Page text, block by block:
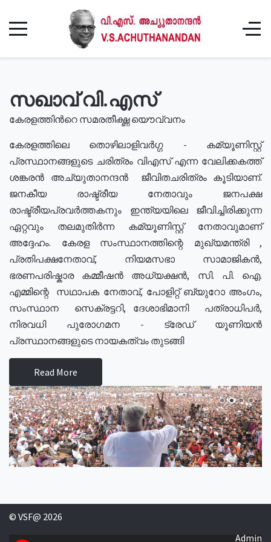
സഖാവ് വി.എസ്
കേരളത്തിൻറെ സമരതീക്ഷ്ണ യൌവ്വനം
കേരളത്തിലെ തൊഴിലാളിവർഗ്ഗ - കമ്യൂണിസ്റ്റ്
പ്രസ്ഥാനങ്ങളുടെ ചരിത്രം വിഎസ് എന്ന വേലിക്കകത്ത്
ശങ്കരൻ അച്യുതാനന്ദൻ ജീവിതചരിത്രം കൂടിയാണ്.
ജനകീയ രാഷ്ട്രീയ നേതാവും ജനപക്ഷ
രാഷ്ട്രീയപ്രവർത്തകനും ഇന്ത്യയിലെ ജീവിച്ചിരിക്കുന്ന
ഏറ്റവും തലമുതിർന്ന കമ്യൂണിസ്റ്റ് നേതാവുമാണ്
അദ്ദേഹം. കേരള സംസ്ഥാനത്തിന്റെ മുഖ്യമന്ത്രി ,
പ്രതിപക്ഷനേതാവ്, നിയമസഭാ സാമാജികൻ,
ഭരണപരിഷ്കാര കമ്മീഷൻ അധ്യക്ഷൻ, സി. പി. ഐ.
എമ്മിന്റെ സഥാപക നേതാവ്, പോളിറ്റ് ബ്യുറോ അംഗം,
സംസ്ഥാന സെക്രട്ടറി, ദേശാഭിമാനി പത്രാധിപർ,
നിരവധി പുരോഗമന - ട്രേഡ് യൂണിയൻ
പ്രസ്ഥാനങ്ങളുടെ നായകത്വം തുടങ്ങി
Read More
© VSF@ 2026
Admin